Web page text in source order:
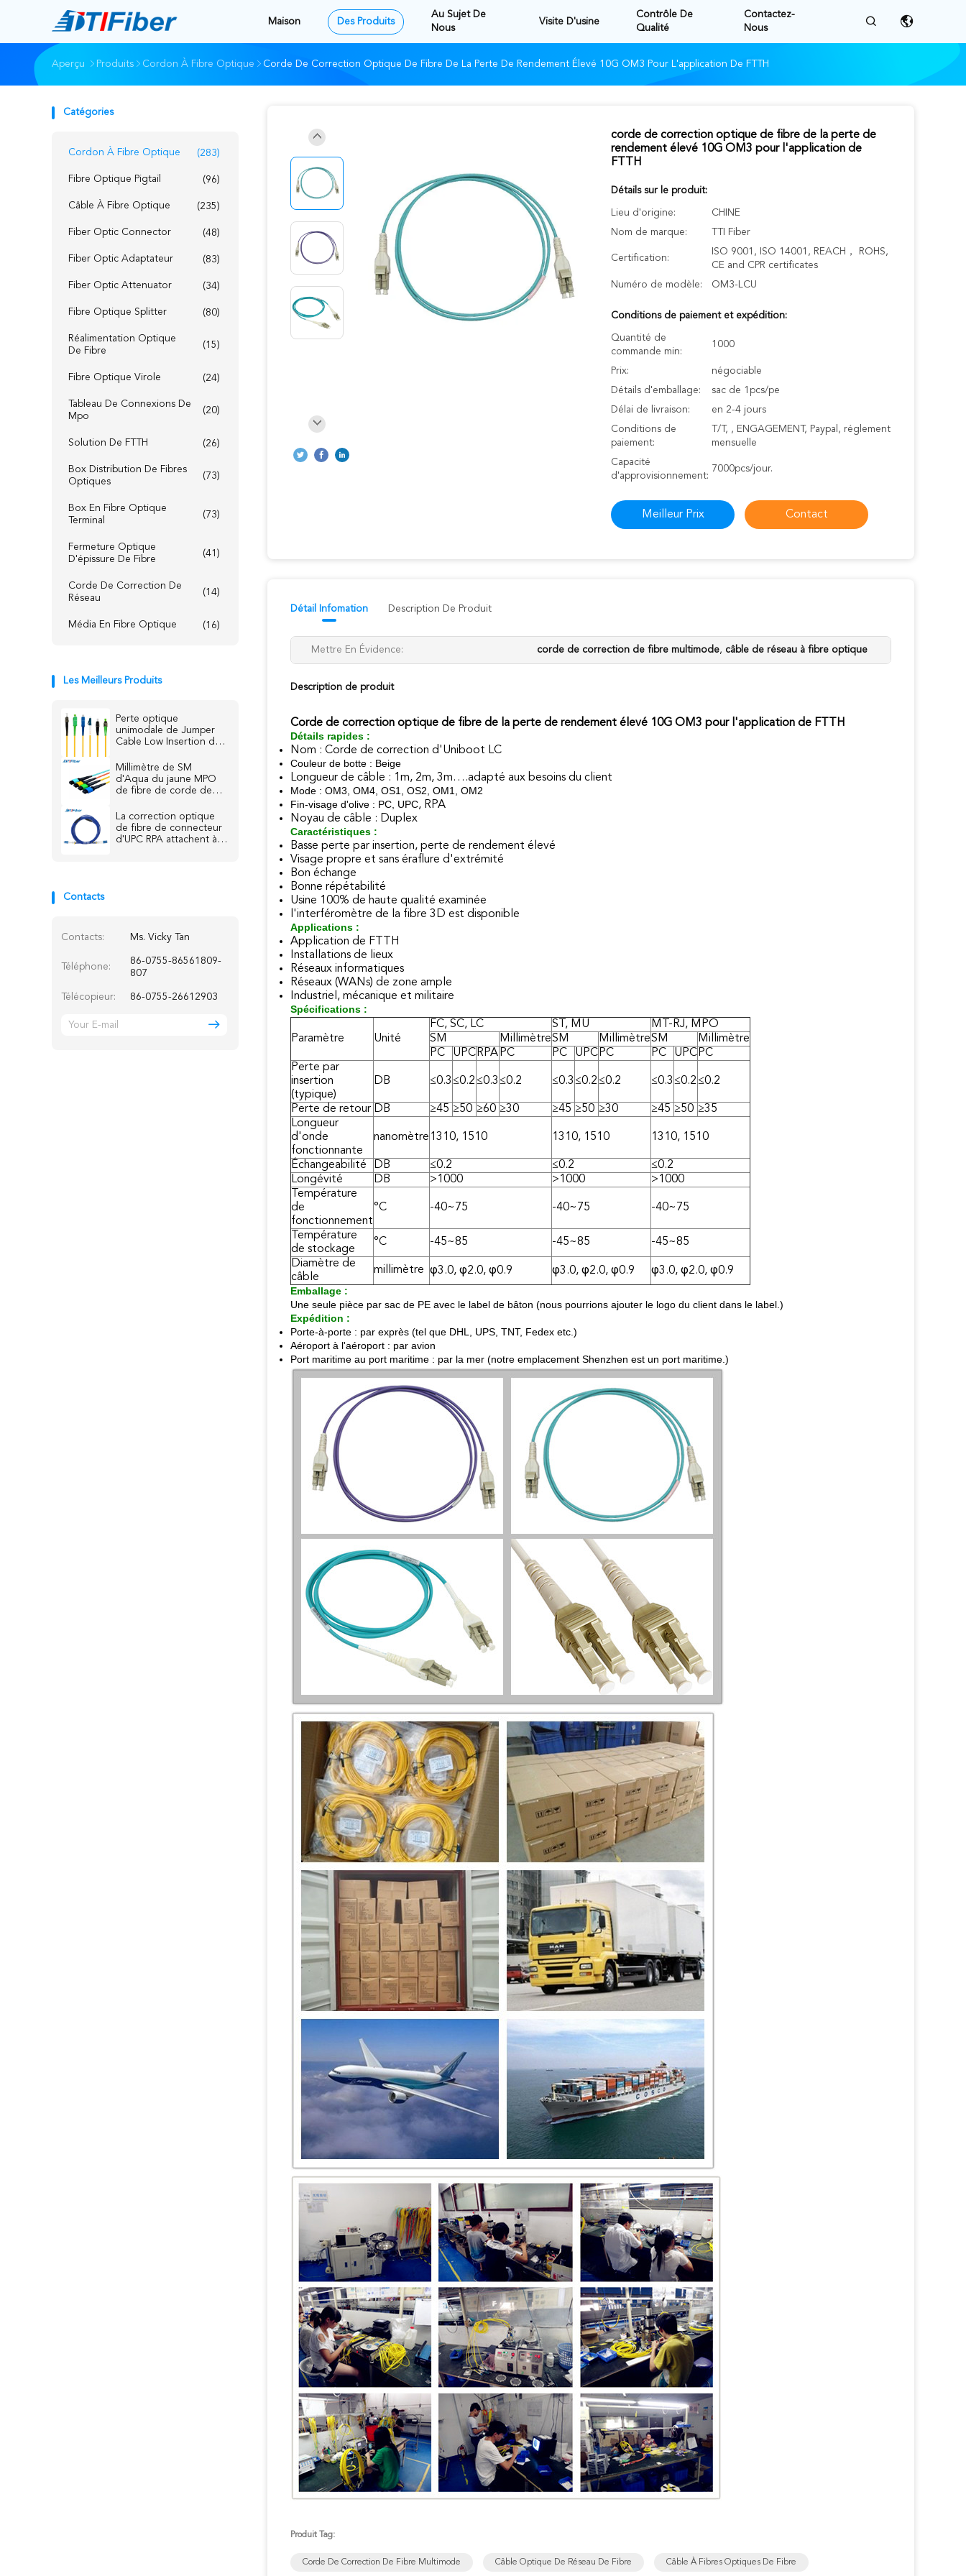
Maison Des Produits
Au Sujet De
Nous
Visite D'usine
Contrôle De
Qualité
Contactez-
Nous
Aperçu Produits Cordon À Fibre Optique Corde De Correction Optique De Fibre De La Perte De Rendement Élevé 10G OM3 Pour L'application De FTTH
Catégories
Cordon À Fibre Optique (283)
Fibre Optique Pigtail (96)
Câble À Fibre Optique (235)
Fiber Optic Connector (48)
Fiber Optic Adaptateur (83)
Fiber Optic Attenuator (34)
Fibre Optique Splitter (80)
Réalimentation Optique
De Fibre
(15)
Fibre Optique Virole (24)
Tableau De Connexions De
Mpo
(20)
Solution De FTTH (26)
Box Distribution De Fibres
Optiques
(73)
Box En Fibre Optique
Terminal
(73)
Fermeture Optique
D'épissure De Fibre
(41)
Corde De Correction De
Réseau
(14)
Média En Fibre Optique (16)
Les Meilleurs Produits
Perte optique
unimodale de Jumper
Cable Low Insertion de
Millimètre de SM
d'Aqua du jaune MPO
de fibre de corde de
pullover vert-bleu de
fibre de SM de
millimètre
La correction optique
de fibre de connecteur
d'UPC RPA attachent à
Contacts
Contacts: Ms. Vicky Tan
Téléphone:
86-0755-86561809-
807
Télécopieur: 86-0755-26612903
corde de correction optique de fibre de la perte de
rendement élevé 10G OM3 pour l'application de
FTTH
Détails sur le produit:
Lieu d'origine:
CHINE
Nom de marque:
TTI Fiber
Certification:
ISO 9001, ISO 14001, REACH， ROHS,
CE and CPR certificates
Numéro de modèle:
OM3-LCU
Conditions de paiement et expédition:
Quantité de
commande min:
1000
Prix:
négociable
Détails d'emballage:
sac de 1pcs/pe
Délai de livraison:
en 2-4 jours
Conditions de
paiement:
T/T, , ENGAGEMENT, Paypal, réglement
mensuelle
Capacité
d'approvisionnement:
7000pcs/jour.
Meilleur Prix Contact
Détail Infomation Description De Produit
Mettre En Évidence: corde de correction de fibre multimode, câble de réseau à fibre optique
Description de produit
Corde de correction optique de fibre de la perte de rendement élevé 10G OM3 pour l'application de FTTH
Détails rapides :
Nom : Corde de correction d'Uniboot LC
Couleur de botte : Beige
Longueur de câble : 1m, 2m, 3m….adapté aux besoins du client
Mode : OM3, OM4, OS1, OS2, OM1, OM2
Fin-visage d'olive : PC, UPC, RPA
Noyau de câble : Duplex
Caractéristiques :
Basse perte par insertion, perte de rendement élevé
Visage propre et sans éraflure d'extrémité
Bon échange
Bonne répétabilité
Usine 100% de haute qualité examinée
l'interféromètre de la fibre 3D est disponible
Applications :
Application de FTTH
Installations de lieux
Réseaux informatiques
Réseaux (WANs) de zone ample
Industriel, mécanique et militaire
Spécifications :
Paramètre Unité
FC, SC, LC ST, MU
MT-RJ, MPO
SM
MillimètreSM MillimètreSM
Millimètre
PC
UPC RPA PC PC UPC PC PC UPC PC
Perte par
insertion
(typique)
DB ≤0.3≤0.2≤0.3≤0.2 ≤0.3≤0.2≤0.2 ≤0.3≤0.2≤0.2
Perte de retour DB ≥45 ≥50 ≥60 ≥30 ≥45 ≥50 ≥30 ≥45 ≥50 ≥35
Longueur
d'onde
fonctionnante
nanomètre 1310, 1510 1310, 1510 1310, 1510
Échangeabilité DB ≤0.2 ≤0.2
≤0.2
Longévité
DB >1000 >1000
>1000
Température
de
fonctionnement
°C -40~75 -40~75 -40~75
Température
de stockage
°C -45~85 -45~85
-45~85
Diamètre de
câble
millimètre φ3.0, φ2.0, φ0.9 φ3.0, φ2.0, φ0.9
φ3.0, φ2.0, φ0.9
Emballage :
Une seule pièce par sac de PE avec le label de bâton (nous pourrions ajouter le logo du client dans le label.)
Expédition :
Porte-à-porte : par exprès (tel que DHL, UPS, TNT, Fedex etc.)
Aéroport à l'aéroport : par avion
Port maritime au port maritime : par la mer (notre emplacement Shenzhen est un port maritime.)
Produit Tag:
Corde De Correction De Fibre Multimode Câble Optique De Réseau De Fibre Câble À Fibres Optiques De Fibre